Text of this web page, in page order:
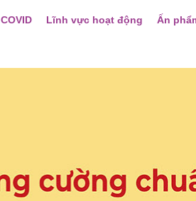
Lĩnh vực hoạt động Ấn